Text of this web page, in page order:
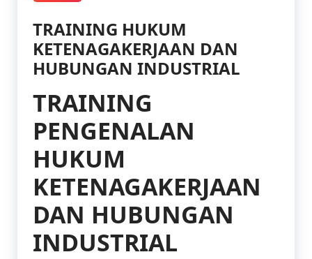
TRAINING HUKUM
KETENAGAKERJAAN DAN
HUBUNGAN INDUSTRIAL
TRAINING
PENGENALAN
HUKUM
KETENAGAKERJAAN
DAN HUBUNGAN
INDUSTRIAL